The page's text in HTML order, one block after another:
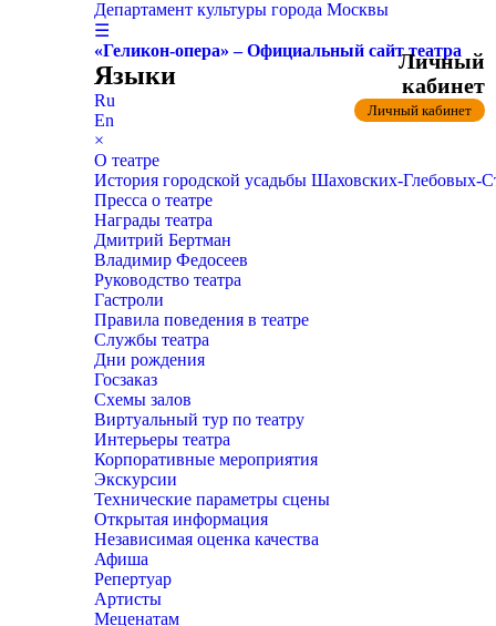
Департамент культуры города Москвы
☰
«Геликон-опера» – Официальный сайт театра
Языки
Ru
En
×
О театре
История городской усадьбы Шаховских-
Пресса о театре
Награды театра
Дмитрий Бертман
Владимир Федосеев
Руководство театра
Гастроли
Правила поведения в театре
Службы театра
Дни рождения
Госзаказ
Схемы залов
Виртуальный тур по театру
Интерьеры театра
Корпоративные мероприятия
Экскурсии
Технические параметры сцены
Открытая информация
Независимая оценка качества
Афиша
Репертуар
Артисты
Меценатам
Личный
кабинет
Личный кабинет